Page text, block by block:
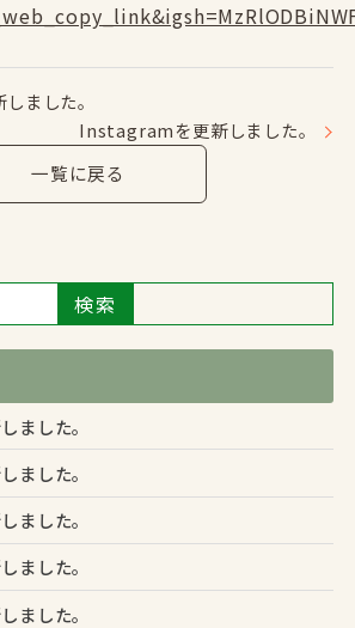
ました。
Instagramを更新しました。
一覧に戻る
検索
した。
した。
した。
した。
した。